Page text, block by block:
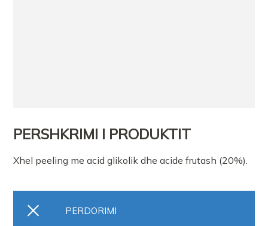
PERSHKRIMI I PRODUKTIT
Xhel peeling me acid glikolik dhe acide frutash (20%).
PERDORIMI